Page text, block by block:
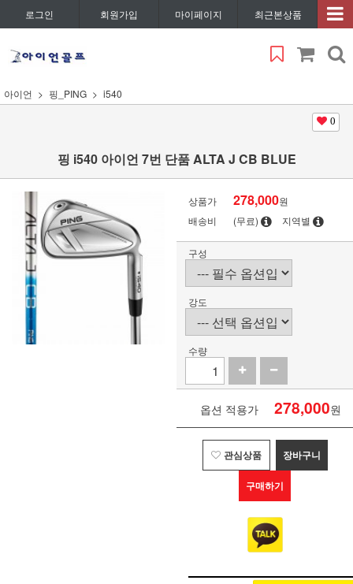
로그인 회원가입 마이페이지 최근본상품
아이언 핑_PING i540
0
핑 i540 아이언 7번 단품 ALTA J CB BLUE
상품가 278,000원
배송비
(무료) 지역별
구성
강도
수량
옵션 적용가 278,000원
관심상품 장바구니
구매하기